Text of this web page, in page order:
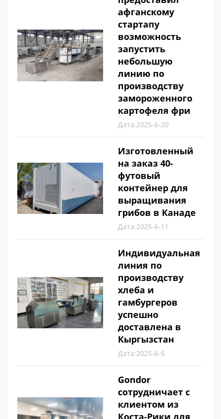
афганскому
стартапу
возможность
запустить
небольшую
линию по
производству
замороженного
картофеля фри
Дата:2025-6-20
Изготовленный
на заказ 40-
футовый
контейнер для
выращивания
грибов в Канаде
Дата:2025-6-11
Индивидуальная
линия по
производству
хлеба и
гамбургеров
успешно
доставлена ​​в
Кыргызстан
Дата:2025-6-6
Gondor
сотрудничает с
клиентом из
Коста-Рики для